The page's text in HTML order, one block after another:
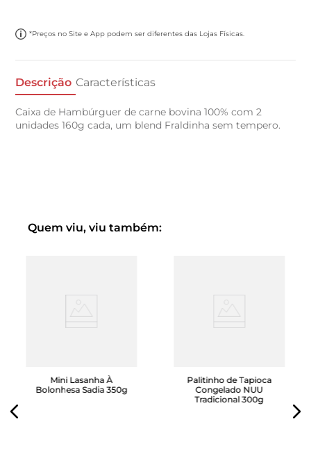
*Preços no Site e App podem ser diferentes das Lojas Físicas.
Descrição Características
Caixa de Hambúrguer de carne bovina 100% com 2
unidades 160g cada, um blend Fraldinha sem tempero.
Quem viu, viu também:
Mini Lasanha À
Bolonhesa Sadia 350g
Palitinho de Tapioca
Congelado NUU
Tradicional 300g